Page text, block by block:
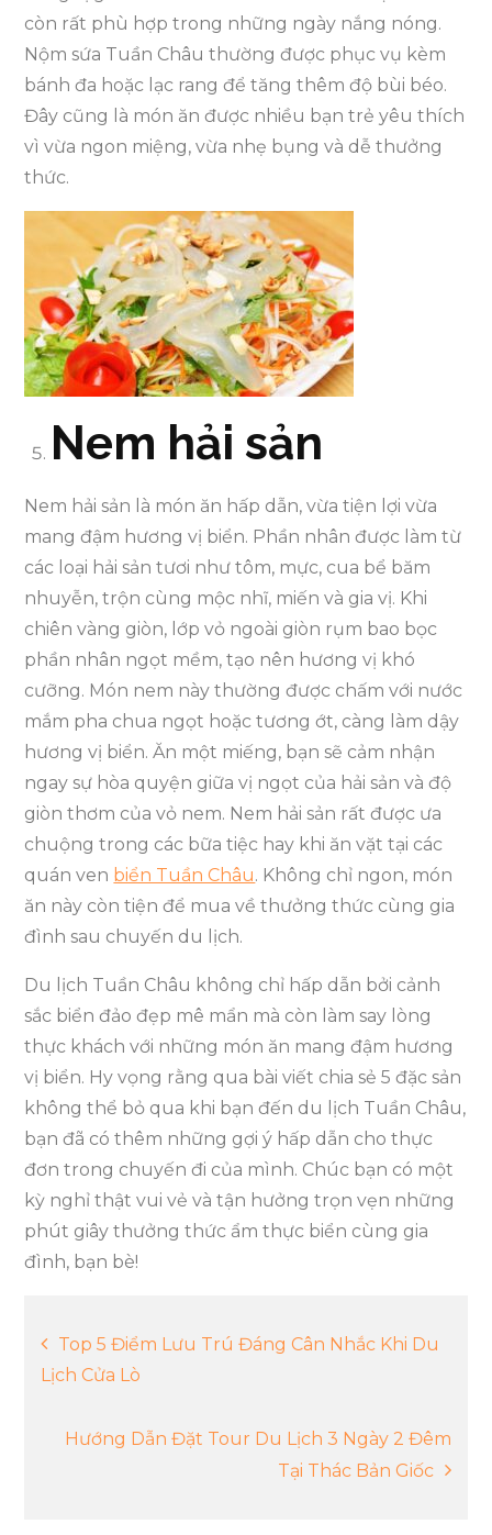
còn rất phù hợp trong những ngày nắng nóng.
Nộm sứa Tuần Châu thường được phục vụ kèm
bánh đa hoặc lạc rang để tăng thêm độ bùi béo.
Đây cũng là món ăn được nhiều bạn trẻ yêu thích
vì vừa ngon miệng, vừa nhẹ bụng và dễ thưởng
thức.
Nem hải sản
Nem hải sản là món ăn hấp dẫn, vừa tiện lợi vừa
mang đậm hương vị biển. Phần nhân được làm từ
các loại hải sản tươi như tôm, mực, cua bể băm
nhuyễn, trộn cùng mộc nhĩ, miến và gia vị. Khi
chiên vàng giòn, lớp vỏ ngoài giòn rụm bao bọc
phần nhân ngọt mềm, tạo nên hương vị khó
cưỡng. Món nem này thường được chấm với nước
mắm pha chua ngọt hoặc tương ớt, càng làm dậy
hương vị biển. Ăn một miếng, bạn sẽ cảm nhận
ngay sự hòa quyện giữa vị ngọt của hải sản và độ
giòn thơm của vỏ nem. Nem hải sản rất được ưa
chuộng trong các bữa tiệc hay khi ăn vặt tại các
quán ven biển Tuần Châu. Không chỉ ngon, món
ăn này còn tiện để mua về thưởng thức cùng gia
đình sau chuyến du lịch.
Du lịch Tuần Châu không chỉ hấp dẫn bởi cảnh
sắc biển đảo đẹp mê mẩn mà còn làm say lòng
thực khách với những món ăn mang đậm hương
vị biển. Hy vọng rằng qua bài viết chia sẻ 5 đặc sản
không thể bỏ qua khi bạn đến du lịch Tuần Châu,
bạn đã có thêm những gợi ý hấp dẫn cho thực
đơn trong chuyến đi của mình. Chúc bạn có một
kỳ nghỉ thật vui vẻ và tận hưởng trọn vẹn những
phút giây thưởng thức ẩm thực biển cùng gia
đình, bạn bè!
Điều
hướng
bài
Top 5 Điểm Lưu Trú Đáng Cân Nhắc Khi Du
Lịch Cửa Lò
Hướng Dẫn Đặt Tour Du Lịch 3 Ngày 2 Đêm
Tại Thác Bản Giốc